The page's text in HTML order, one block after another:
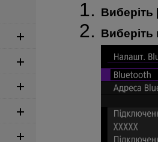
Виберіть
Виберіть